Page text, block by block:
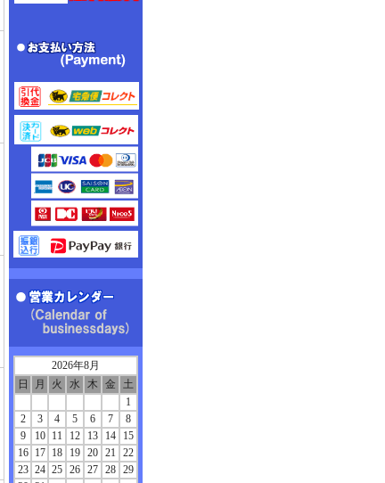
2026年8月
日
月 火 水 木 金
土
1
2
3 4 5 6 7
8
9
10 11 12 13 14
15
16
17 18 19 20 21
22
23 24 25 26 27 28 29